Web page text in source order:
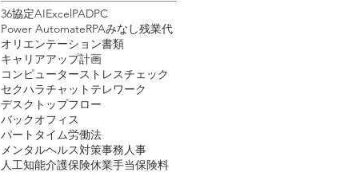
36協定AIExcelPADPC
Power AutomateRPAみなし残業代
オリエンテーション書類
キャリアアップ計画
コンピューターストレスチェック
セクハラチャット テレワーク
デスクトップフロー
バックオフィス
パートタイム労働法
メンタルヘルス対策事務人事
人工知能介護保険休業手当保険料